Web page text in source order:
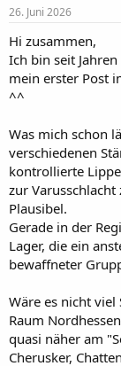
e
m
26. Juni 2026
Hi zusammen,
Ich bin seit
mein erster Post
^^
Was mich schon
verschiedenen
kontrollierte
zur
Plausibel.
Gerade in der
Lager, die ein
bewaffneter
Wäre es nicht viel
Raum
quasi näher am
Cherusker,